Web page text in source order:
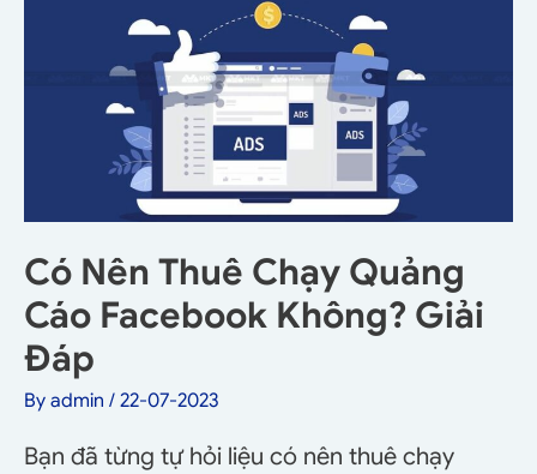
Có Nên Thuê Chạy Quảng
Cáo Facebook Không? Giải
Đáp
By admin / 22-07-2023
Bạn đã từng tự hỏi liệu có nên thuê chạy